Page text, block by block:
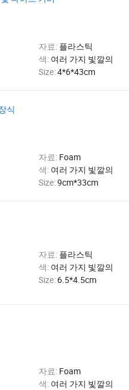
자료: 플라스틱
색: 여러 가지 빛깔의
Size:4*6*43cm
식
자료: Foam
색: 여러 가지 빛깔의
Size:9cm*33cm
자료: 플라스틱
색: 여러 가지 빛깔의
Size: 6.5*4.5cm
자료: Foam
색: 여러 가지 빛깔의